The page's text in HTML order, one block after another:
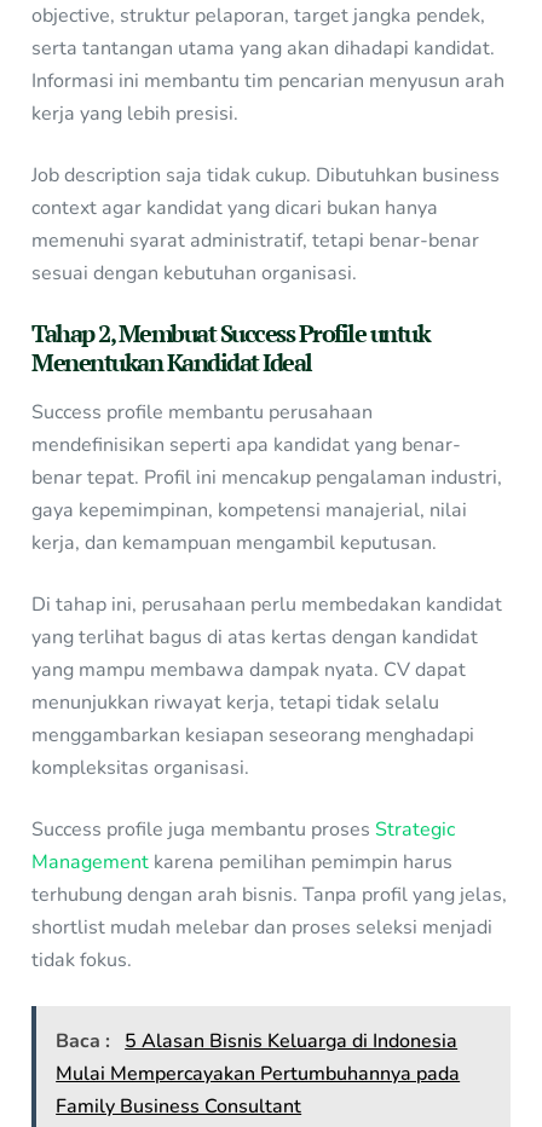
objective, struktur pelaporan, target jangka pendek,
serta tantangan utama yang akan dihadapi kandidat.
Informasi ini membantu tim pencarian menyusun arah
kerja yang lebih presisi.
Job description saja tidak cukup. Dibutuhkan business
context agar kandidat yang dicari bukan hanya
memenuhi syarat administratif, tetapi benar-benar
sesuai dengan kebutuhan organisasi.
Tahap 2, Membuat Success Profile untuk
Menentukan Kandidat Ideal
Success profile membantu perusahaan
mendefinisikan seperti apa kandidat yang benar-
benar tepat. Profil ini mencakup pengalaman industri,
gaya kepemimpinan, kompetensi manajerial, nilai
kerja, dan kemampuan mengambil keputusan.
Di tahap ini, perusahaan perlu membedakan kandidat
yang terlihat bagus di atas kertas dengan kandidat
yang mampu membawa dampak nyata. CV dapat
menunjukkan riwayat kerja, tetapi tidak selalu
menggambarkan kesiapan seseorang menghadapi
kompleksitas organisasi.
Success profile juga membantu proses Strategic
Management karena pemilihan pemimpin harus
terhubung dengan arah bisnis. Tanpa profil yang jelas,
shortlist mudah melebar dan proses seleksi menjadi
tidak fokus.
Baca :
5 Alasan Bisnis Keluarga di Indonesia
Mulai Mempercayakan Pertumbuhannya pada
Family Business Consultant